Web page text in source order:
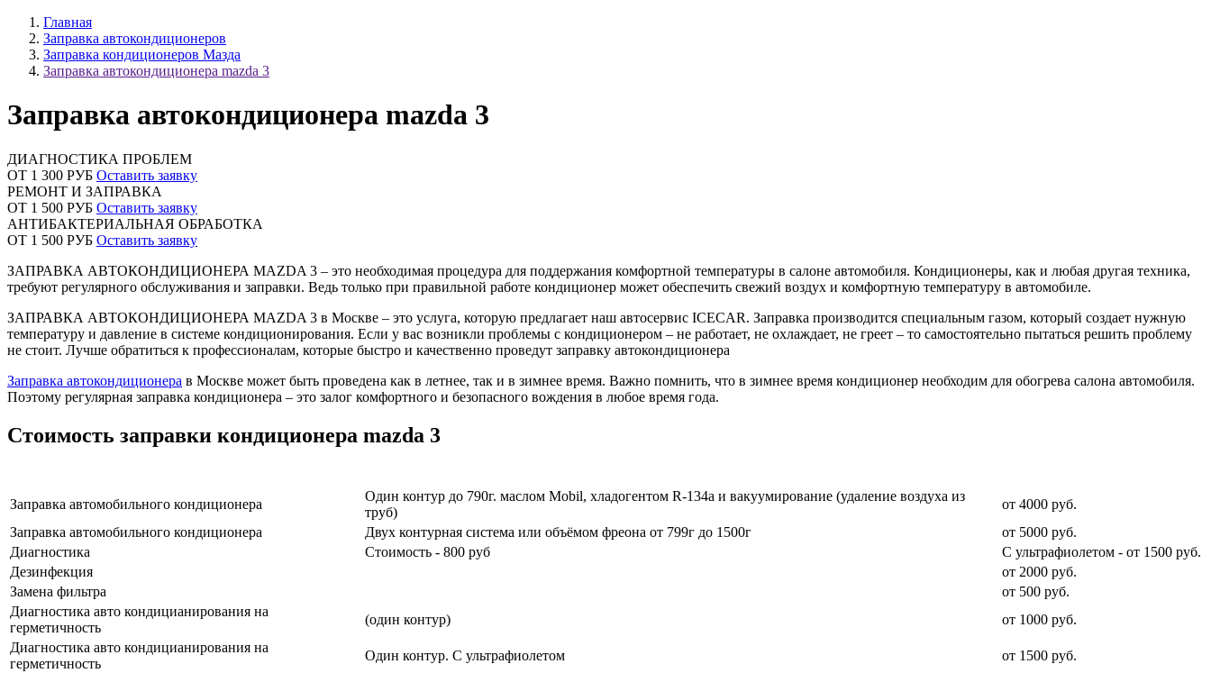
Главная
Заправка автокондиционеров
Заправка кондиционеров Мазда
Заправка автокондиционера mazda 3
Заправка автокондиционера mazda 3
ДИАГНОСТИКА ПРОБЛЕМ
ОТ 1 300 РУБ Оставить заявку
РЕМОНТ И ЗАПРАВКА
ОТ 1 500 РУБ Оставить заявку
АНТИБАКТЕРИАЛЬНАЯ ОБРАБОТКА
ОТ 1 500 РУБ Оставить заявку
ЗАПРАВКА АВТОКОНДИЦИОНЕРА MAZDA 3 – это необходимая процедура для поддержания комфортной температуры в салоне автомобиля. Кондиционеры, как и любая другая техника,
требуют регулярного обслуживания и заправки. Ведь только при правильной работе кондиционер может обеспечить свежий воздух и комфортную температуру в автомобиле.
ЗАПРАВКА АВТОКОНДИЦИОНЕРА MAZDA 3 в Москве – это услуга, которую предлагает наш автосервис ICECAR. Заправка производится специальным газом, который создает нужную
температуру и давление в системе кондиционирования. Если у вас возникли проблемы с кондиционером – не работает, не охлаждает, не греет – то самостоятельно пытаться решить проблему
не стоит. Лучше обратиться к профессионалам, которые быстро и качественно проведут заправку автокондиционера
Заправка автокондиционера в Москве может быть проведена как в летнее, так и в зимнее время. Важно помнить, что в зимнее время кондиционер необходим для обогрева салона автомобиля.
Поэтому регулярная заправка кондиционера – это залог комфортного и безопасного вождения в любое время года.
Стоимость заправки кондиционера mazda 3
Заправка автомобильного кондиционера
Один контур до 790г. маслом Mobil, хладогентом R-134a и вакуумирование (удаление воздуха из
труб)
от 4000 руб.
Заправка автомобильного кондиционера
Двух контурная система или объёмом фреона от 799г до 1500г
от 5000 руб.
Диагностика
Стоимость - 800 руб
С ультрафиолетом - от 1500 руб.
Дезинфекция
от 2000 руб.
Замена фильтра
от 500 руб.
Диагностика авто кондицианирования на
герметичность
(один контур)
от 1000 руб.
Диагностика авто кондицианирования на
герметичность
Один контур. С ультрафиолетом
от 1500 руб.